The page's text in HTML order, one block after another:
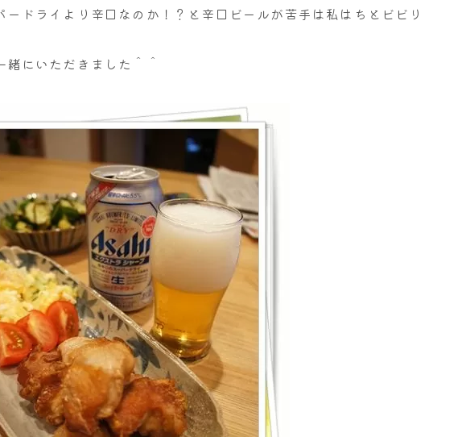
ドライより辛口なのか！？と辛口ビールが苦手は私はちとビビり
にいただきました＾＾